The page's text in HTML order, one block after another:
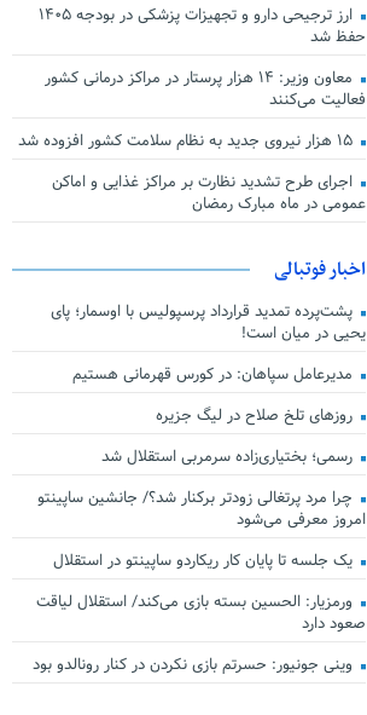
ارز ترجیحی دارو و تجهیزات پزشکی در بودجه ۱۴۰۵
حفظ شد
معاون وزیر: ۱۴ هزار پرستار در مراکز درمانی کشور
فعالیت می‌کنند
۱۵ هزار نیروی جدید به نظام سلامت کشور افزوده شد
اجرای طرح تشدید نظارت بر مراکز غذایی و اماکن
عمومی در ماه مبارک رمضان
اخبار فوتبالی
پشت‌پرده تمدید قرارداد پرسپولیس با اوسمار؛ پای
یحیی در میان است!
مدیرعامل سپاهان: در کورس قهرمانی هستیم
روزهای تلخ صلاح در لیگ جزیره
رسمی؛ بختیاری‌زاده سرمربی استقلال شد
چرا مرد پرتغالی زودتر برکنار شد؟/ جانشین ساپینتو
امروز معرفی می‌شود
یک جلسه تا پایان کار ریکاردو ساپینتو در استقلال
ورمزیار: الحسین بسته بازی می‌کند/ استقلال لیاقت
صعود دارد
وینی جونیور: حسرتم بازی نکردن در کنار رونالدو بود